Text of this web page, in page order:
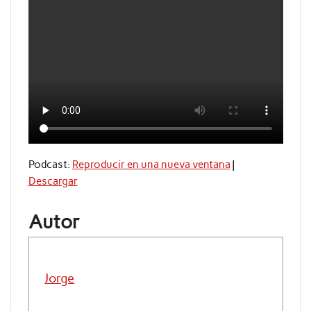
Podcast: Reproducir en una nueva ventana |
Descargar
Autor
Jorge